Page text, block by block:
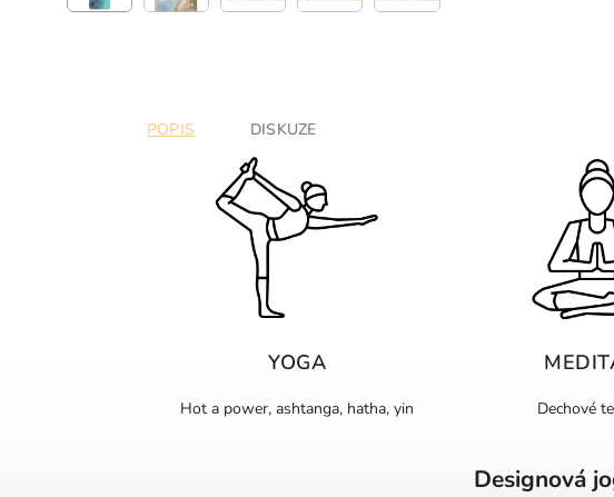
POPIS DISKUZE
YOGA
Hot a power, ashtanga, hatha, yin Dechové
Designová